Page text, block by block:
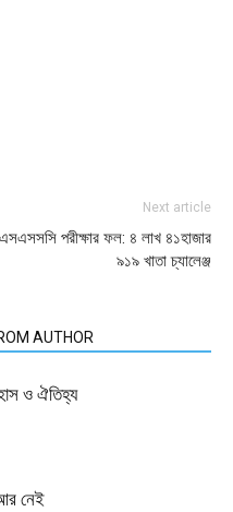
Next article
এসএসসসি পরীক্ষার ফল: ৪ লাখ ৪১হাজার
৯১৯ খাতা চ্যালেঞ্জ
AUTHOR
ও ঐতিহ্য
নেই